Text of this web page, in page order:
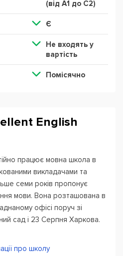
(від А1 до С2)
Є
Не входять у
вартість
Помісячно
English
працює мовна школа в
викладачами та
семи років пропонує
мови. Вона розташована в
офісі поруч зі
сад і 23 Серпня Харкова.
і т. д. Нашим студентам
про школу